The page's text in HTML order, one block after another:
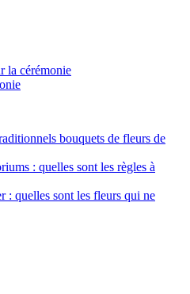
la cérémonie
bouquets de fleurs de
: quelles sont les règles à
: quelles sont les fleurs qui ne